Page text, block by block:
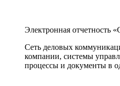
Электронная отчетность
Сеть деловых
компании, системы
процессы и документы в